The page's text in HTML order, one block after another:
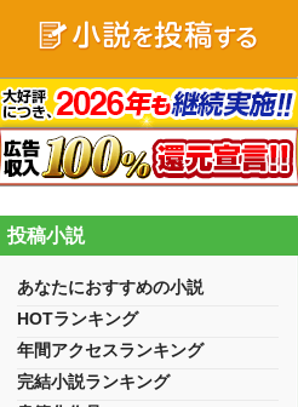
投稿小説
あなたにおすすめの小説
HOTランキング
年間アクセスランキング
完結小説ランキング